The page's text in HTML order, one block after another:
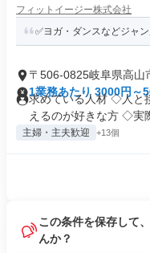
フィットイージー株式会社
✅ヨガ・ダンスなどジャ
〒506-0825岐阜県高山
1業務あたり 3000円～
分）
求めている人材 ◇人と
えるのが好きな方 ◇実
主婦・主夫歓迎 +13個
この条件を保存して
んか？